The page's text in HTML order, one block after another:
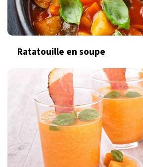
Ratatouille en soupe